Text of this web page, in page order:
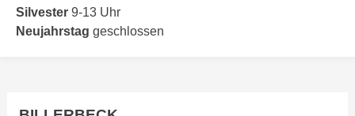
Silvester 9-13 Uhr
Neujahrstag geschlossen